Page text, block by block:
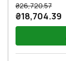
₴26,720.57
₴18,704.39